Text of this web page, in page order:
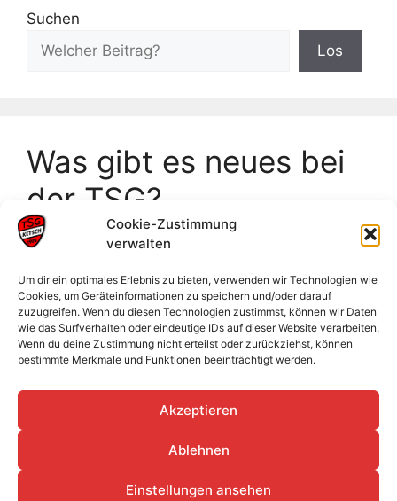
Cookie-Zustimmung
verwalten
Um dir ein optimales Erlebnis zu bieten, verwenden wir Technologien wie
Cookies, um Geräteinformationen zu speichern und/oder darauf
zuzugreifen. Wenn du diesen Technologien zustimmst, können wir Daten
wie das Surfverhalten oder eindeutige IDs auf dieser Website verarbeiten.
Wenn du deine Zustimmung nicht erteilst oder zurückziehst, können
bestimmte Merkmale und Funktionen beeinträchtigt werden.
Akzeptieren
Ablehnen
Einstellungen ansehen
Suchen
Los
Was gibt es neues bei
der TSG?
Frankeneinzelmeisterschaften Neckarsulm
Badische Meisterschaften U18
Männliche Jugend sammelt wertvolle
Erfahrungen im Sand
Jahreshauptversammlung 2026
Abendsportfest auf dem Mittelberg-Bühlertal